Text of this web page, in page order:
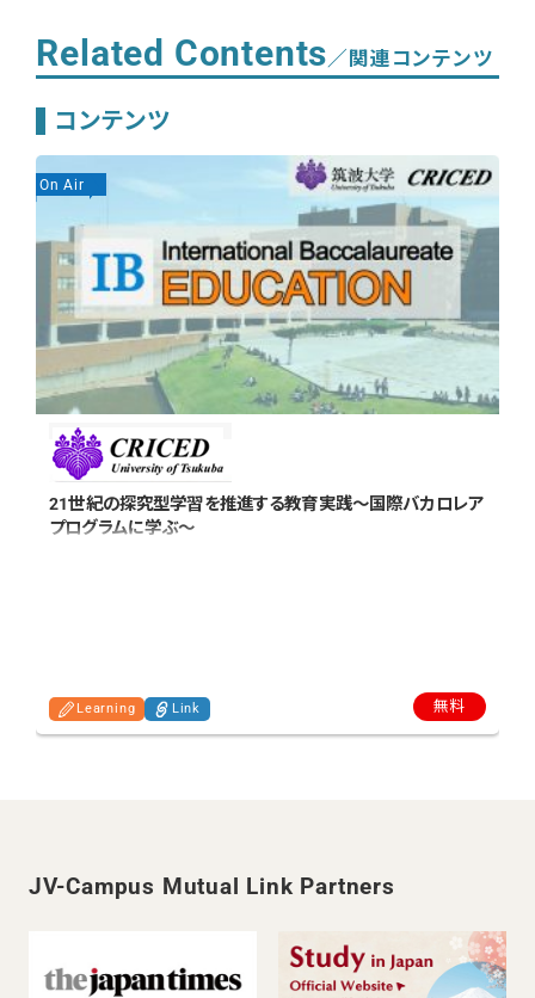
Related Contents／関連コンテンツ
コンテンツ
21世紀の探究型学習を推進する教育実践～国際バカロレア
プログラムに学ぶ～
Learning Link 無料
On Air
JV-Campus Mutual Link Partners